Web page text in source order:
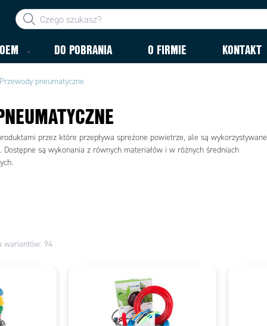
DO POBRANIA O FIRMIE KONTAKT
Przewody pneumatyczne
przez które przepływa spreżone powietrze, ale są wykorzystywane
Dostępne są wykonania z równych materiałów i w różnych średniach
wariantów: 94